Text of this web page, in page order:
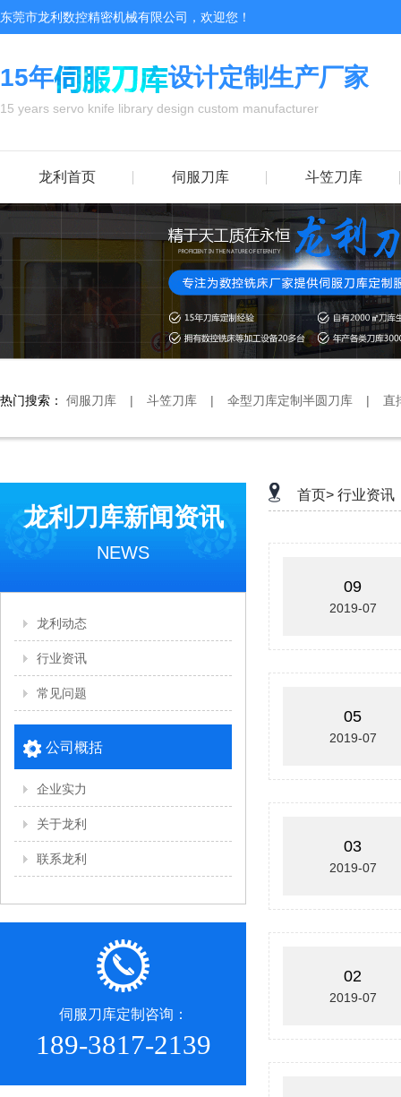
东莞市龙利数控精密机械有限公司，欢迎您！
15年 设计定制生产厂家
15 years servo knife library design custom manufacturer
龙利首页 伺服刀库 斗笠刀库
热门搜索： 伺服刀库 | 斗笠刀库 | 伞型刀库定制半圆刀库 | 直
龙利刀库新闻资讯
NEWS
龙利动态
行业资讯
常见问题
公司概括
企业实力
关于龙利
联系龙利
伺服刀库定制咨询：
189-3817-2139
首页> 行业资讯
09
2019-07
05
2019-07
03
2019-07
02
2019-07